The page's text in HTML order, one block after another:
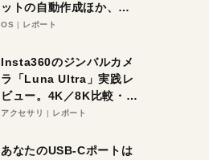
ットの自動作成ほか、期
待大の便利機能5選。
る未来はすぐそこ！
OS レポート
Insta360のジンバルカメ
ラ「Luna Ultra」実践レ
ビュー。4K／8K比較・ズ
ーム・夜間撮影をチェッ
アクセサリ レポート
あなたのUSB-Cポートは